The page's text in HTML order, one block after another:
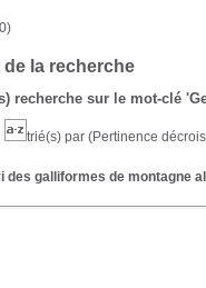
de la recherche
recherche sur le mot-clé
trié(s) par (Pertinence
des galliformes de montagne